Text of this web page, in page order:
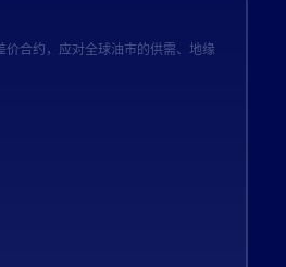
价合约，应对全球油市的供需、地缘